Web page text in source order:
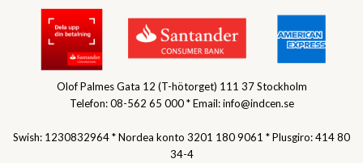
Olof Palmes Gata 12 (T-hötorget) 111 37 Stockholm
Telefon: 08-562 65 000 * Email: info@indcen.se
Swish: 1230832964 * Nordea konto 3201 180 9061 * Plusgiro: 414 80
34-4